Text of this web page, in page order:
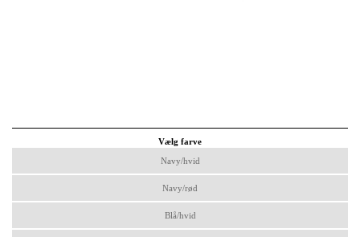
Vælg farve
Navy/hvid
Navy/rød
Blå/hvid